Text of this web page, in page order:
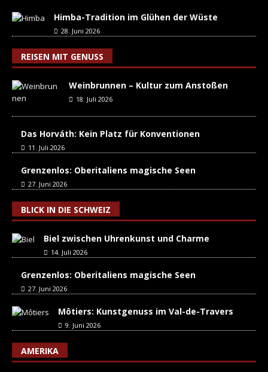
Himba-Tradition im Glühen der Wüste
28. Juni 2026
REISEN MIT GENUSS
Weinbrunnen – Kultur zum Anstoßen
18. Juli 2026
Das Horváth: Kein Platz für Konventionen
11. Juli 2026
Grenzenlos: Oberitaliens magische Seen
27. Juni 2026
BLICK IN DIE SCHWEIZ
Biel zwischen Uhrenkunst und Charme
14. Juli 2026
Grenzenlos: Oberitaliens magische Seen
27. Juni 2026
Môtiers: Kunstgenuss im Val-de-Travers
9. Juni 2026
AMERIKA